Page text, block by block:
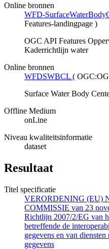
Online bronnen
WFD-
Features-landingpage )
OGC API Features
Kaderrichtlijn water
Online bronnen
WFDSWBCL (
Surface Water Body
Offline Medium
onLine
Niveau kwaliteitsinformatie
dataset
Resultaat
Titel specificatie
VERORDENING (EU)
COMMISSIE van 23
Richtlijn 2007/2/EG van
betreffende de
gegevens en van
gegevens